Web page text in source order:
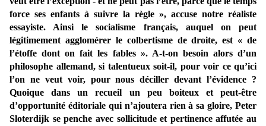
force ses enfants à suivre la règle », accuse notre réaliste
essayiste. Ainsi le socialisme français, auquel on peut
légitimement agglomérer le colbertisme de droite, est « de
l’étoffe dont on fait les fables ». A-t-on besoin alors d’un
philosophe allemand, si talentueux soit-il, pour voir ce qu’ici
l’on ne veut voir, pour nous déciller devant l’évidence ?
Quoique dans un recueil un peu boiteux et peut-être
d’opportunité éditoriale qui n’ajoutera rien à sa gloire, Peter
Sloterdijk se penche avec sollicitude et pertinence affutée au